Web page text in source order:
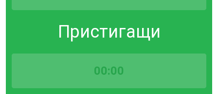
Пристигащи
00:00